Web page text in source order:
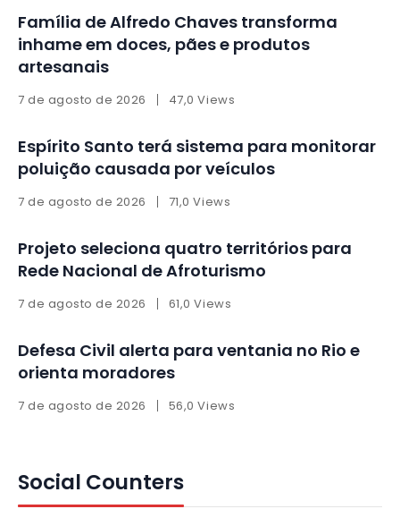
Família de Alfredo Chaves transforma
inhame em doces, pães e produtos
artesanais
7 de agosto de 2026 47,0 Views
Espírito Santo terá sistema para monitorar
poluição causada por veículos
7 de agosto de 2026 71,0 Views
Projeto seleciona quatro territórios para
Rede Nacional de Afroturismo
7 de agosto de 2026 61,0 Views
Defesa Civil alerta para ventania no Rio e
orienta moradores
7 de agosto de 2026 56,0 Views
Social Counters